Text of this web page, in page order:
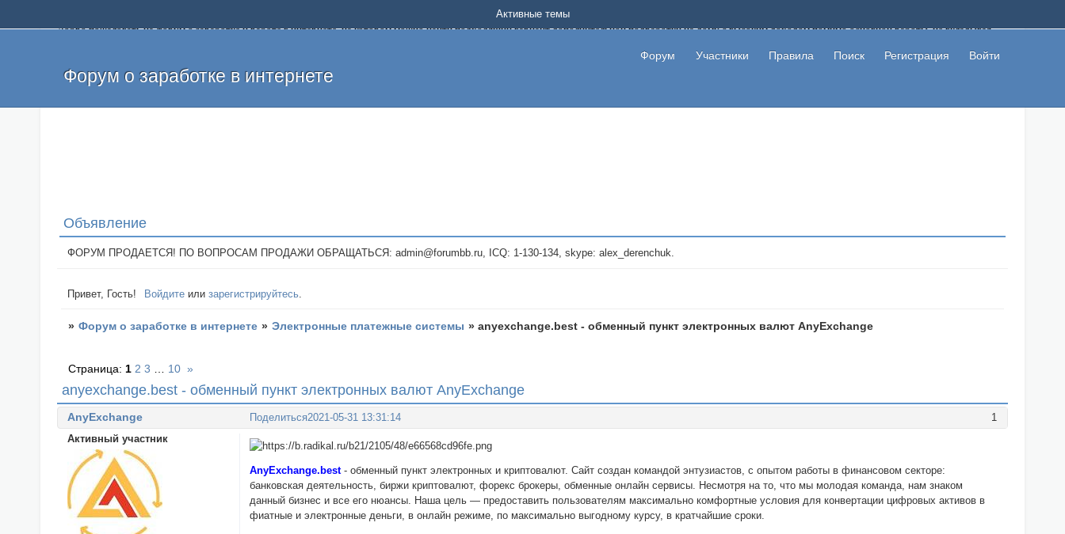
Добро пожаловать на форум о заработке и работе в интернете, на котором можно найти подходящий вариант дополнительной подработки на дому с высоким доходом помимо основной работы, не вкладывая
и оставлять свои отзывы. Если вы знаете, что определенный проект или сайт не платит, то указывайте в теме что это лохотрон, чтобы другие пользователи не попались на развод. Вы сможете начать зарабатывать
легкие деньги без вложений и регистрации уже сегодня. Создавайте новые темы, размещайте объявления со своими пригласительными ссылками и первая прибыль не заставит себя долго ждать.
Форум о заработке в интернете
Форум Участники Правила Поиск Регистрация Войти
Активные темы
Объявление
ФОРУМ ПРОДАЕТСЯ! ПО ВОПРОСАМ ПРОДАЖИ ОБРАЩАТЬСЯ: admin@forumbb.ru, ICQ: 1-130-134, skype: alex_derenchuk.
Привет, Гость! Войдите илизарегистрируйтесь.
» Форум о заработке в интернете » Электронные платежные системы »anyexchange.best - обменный пункт электронных валют AnyExchange
anyexchange.best - обменный пункт электронных валют AnyExchange
Страница: 1 2 3 10 »
Поделиться 1
2021-05-31 13:31:14
AnyExchange
Активный участник
AnyExchange.best- обменный пункт электронных и криптовалют. Сайт создан командой энтузиастов, с опытом работы в финансовом секторе:
банковская деятельность, биржи криптовалют, форекс брокеры, обменные онлайн сервисы. Несмотря на то, что мы молодая команда, нам знаком
данный бизнес и все его нюансы. Наша цель — предоставить пользователям максимально комфортные условия для конвертации цифровых активов в
фиатные и электронные деньги, в онлайн режиме, по максимально выгодному курсу, в кратчайшие сроки.